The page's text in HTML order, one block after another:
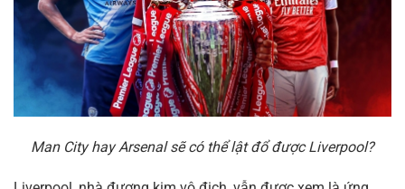
Man City hay Arsenal sẽ có thể lật đổ được Liverpool?